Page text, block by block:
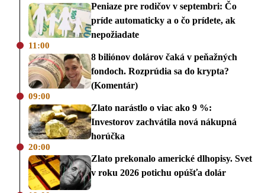
Peniaze pre rodičov v septembri: Čo
príde automaticky a o čo prídete, ak
nepožiadate
11:00
8 biliónov dolárov čaká v peňažných
fondoch. Rozprúdia sa do krypta?
(Komentár)
09:00
Zlato narástlo o viac ako 9 %:
Investorov zachvátila nová nákupná
horúčka
20:00
Zlato prekonalo americké dlhopisy. Svet
v roku 2026 potichu opúšťa dolár